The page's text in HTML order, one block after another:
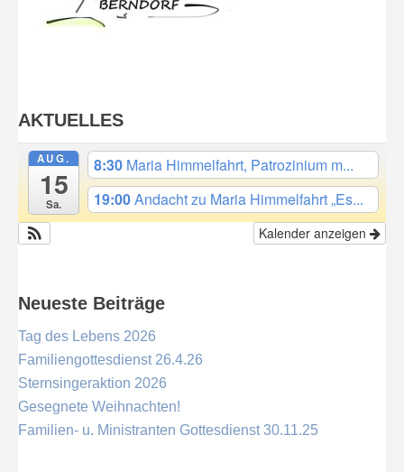
AKTUELLES
AUG.
15
Sa.
8:30 Maria Himmelfahrt, Patrozinium m...
19:00Andacht zu Maria Himmelfahrt „Es...
Kalender anzeigen
Neueste Beiträge
Tag des Lebens 2026
Familiengottesdienst 26.4.26
Sternsingeraktion 2026
Gesegnete Weihnachten!
Familien- u. Ministranten Gottesdienst 30.11.25